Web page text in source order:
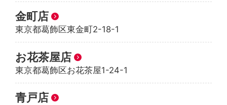
金町店
東京都葛飾区東金町2-18-1
お花茶屋店
東京都葛飾区お花茶屋1-24-1
青戸店